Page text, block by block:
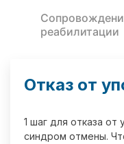
реабилитации
Отказ от
1 шаг для отказа
синдром отмены.